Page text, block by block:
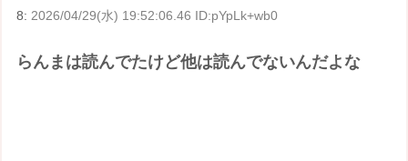
8: 2026/04/29(水) 19:52:06.46 ID:pYpLk+wb0
らんまは読んでたけど他は読んでないんだよな